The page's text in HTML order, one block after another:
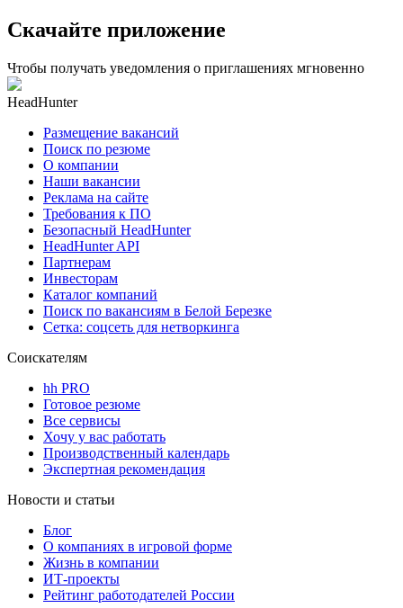
Скачайте приложение
Чтобы получать уведомления о приглашениях мгновенно
HeadHunter
Размещение вакансий
Поиск по резюме
О компании
Наши вакансии
Реклама на сайте
Требования к ПО
Безопасный HeadHunter
HeadHunter API
Партнерам
Инвесторам
Каталог компаний
Поиск по вакансиям в Белой Березке
Сетка: соцсеть для нетворкинга
Соискателям
hh PRO
Готовое резюме
Все сервисы
Хочу у вас работать
Производственный календарь
Экспертная рекомендация
Новости и статьи
Блог
О компаниях в игровой форме
Жизнь в компании
ИТ-проекты
Рейтинг работодателей России